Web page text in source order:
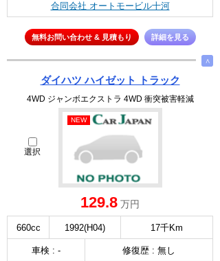
合同会社 オートモービル十河
無料お問い合わせ & 見積もり 詳細を見る
∧
ダイハツ ハイゼット トラック
4WD ジャンボエクストラ 4WD 衝突被害軽減
選択
NEW
129.8 万円
660cc 1992(H04) 17千Km
車検 : - 修復歴 : 無し